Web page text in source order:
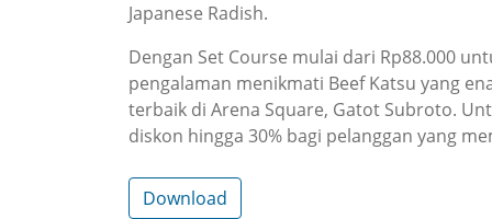
Japanese Radish.
Dengan Set Course mulai dari Rp88.000
pengalaman menikmati Beef Katsu yang
terbaik di Arena Square, Gatot Subroto.
diskon hingga 30% bagi pelanggan yang
Download